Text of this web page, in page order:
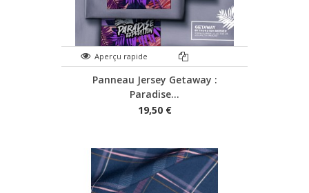
Aperçu rapide
Panneau Jersey Getaway :
Paradise...
19,50 €